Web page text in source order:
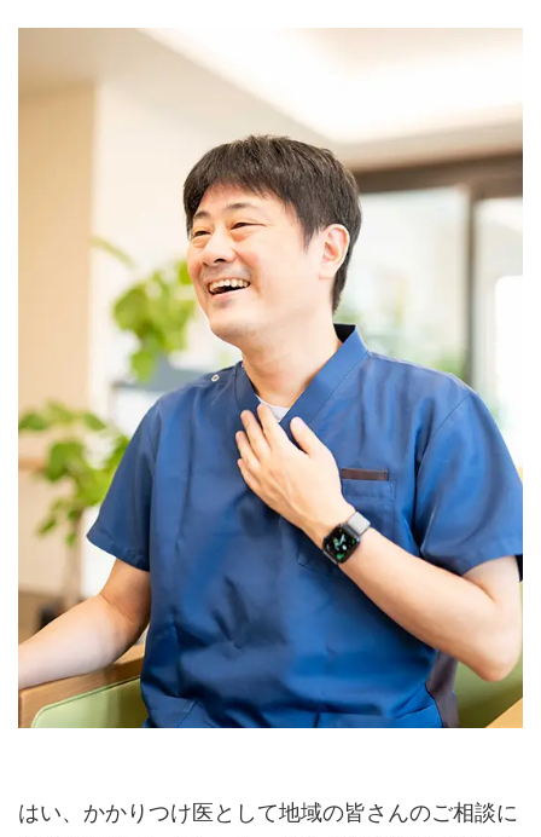
>>病院なびで医療機関の詳細を見る
公式HPはこちら
初診受付
はい、かかりつけ医として地域の皆さんのご相談に